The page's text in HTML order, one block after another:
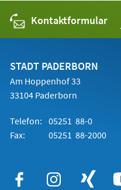
Kontaktformular
STADT PADERBORN
Am Hoppenhof 33
33104 Paderborn
Telefon: 05251 88-0
Fax:
05251 88-2000